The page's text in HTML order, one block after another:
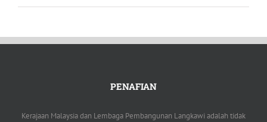
PENAFIAN
Kerajaan Malaysia dan Lembaga Pembangunan Langkawi adalah tidak